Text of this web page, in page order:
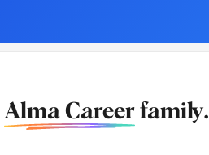
Alma Careerfamily.